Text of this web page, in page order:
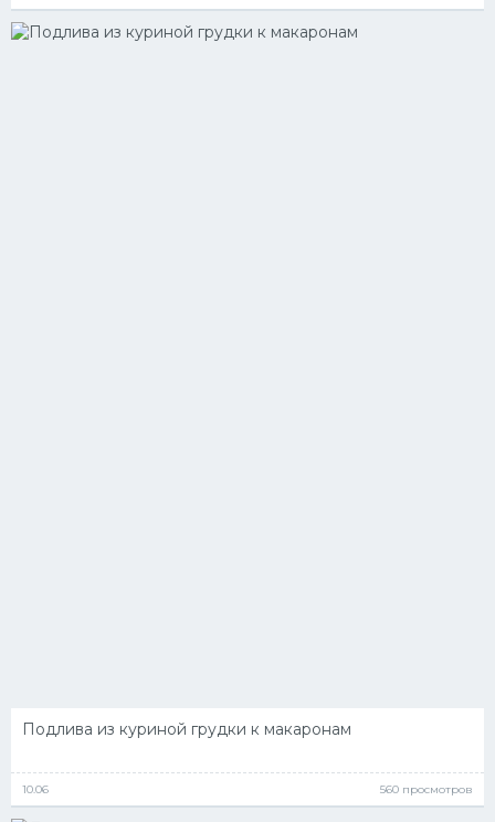
Подлива из куриной грудки к макаронам
10.06 560 просмотров